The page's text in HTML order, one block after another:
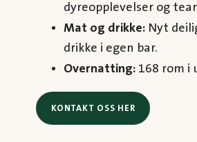
dyreopplevelser og
Mat og drikke: Nyt
drikke i egen bar.
Overnatting: 168 rom i
KONTAKT OSS HER